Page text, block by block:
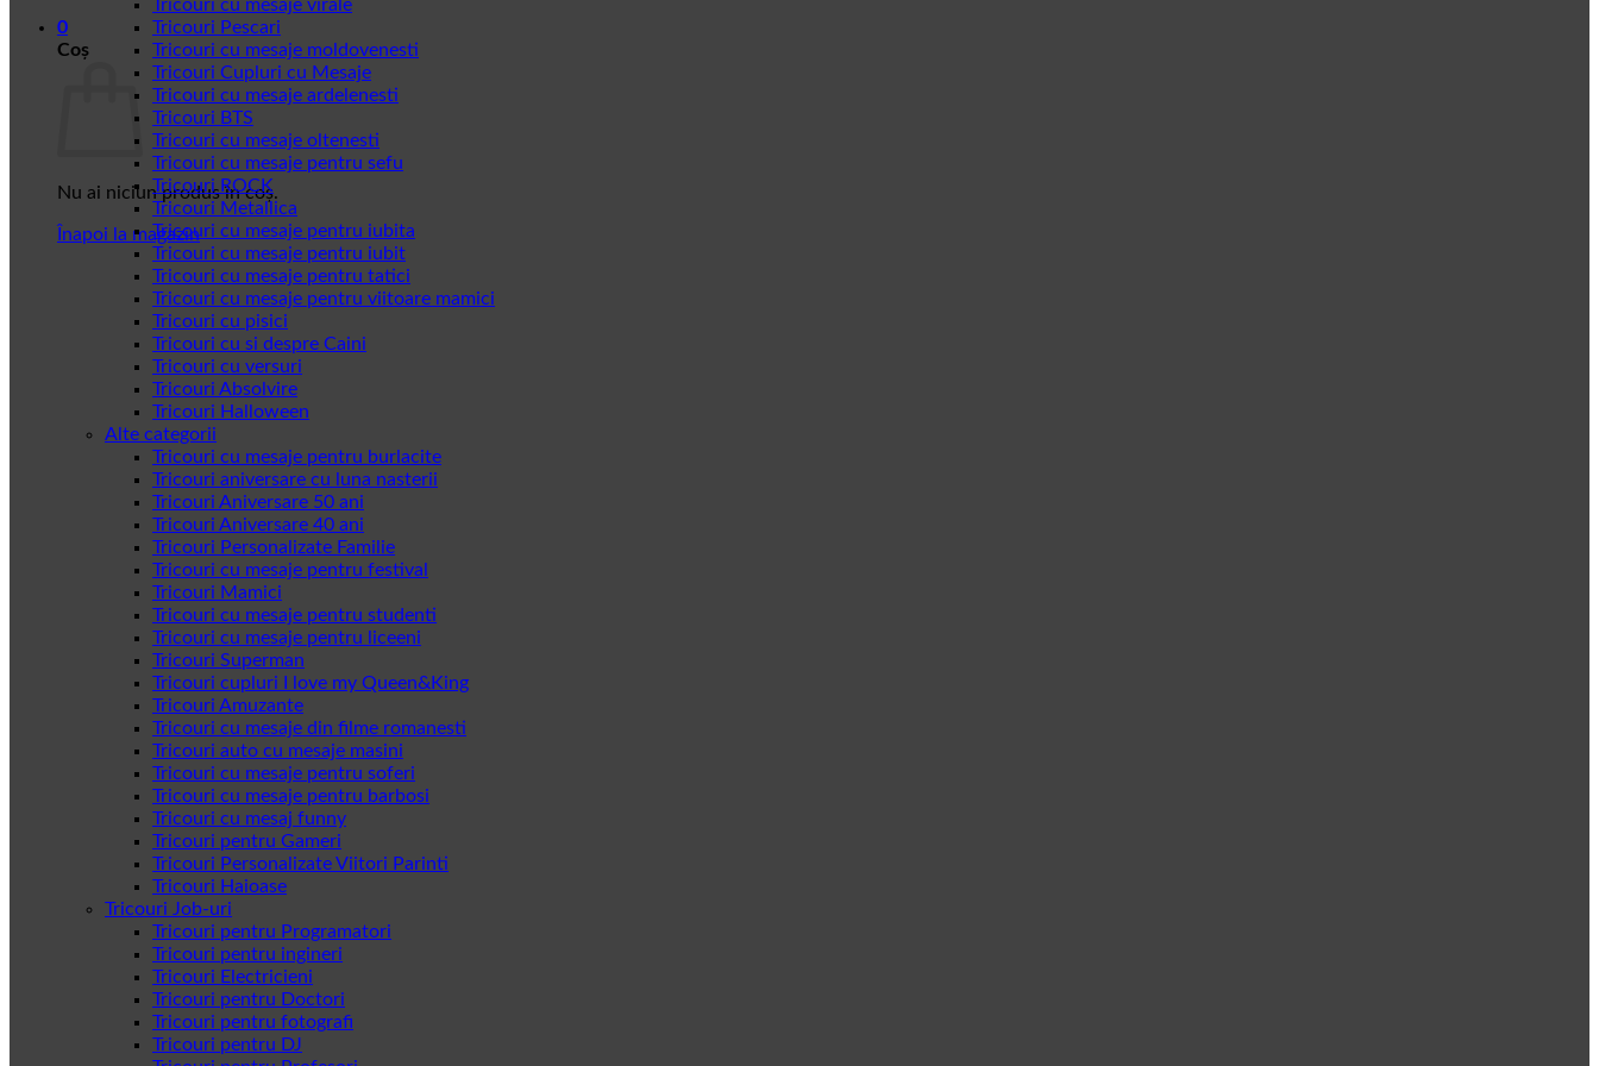
0
Coș
Nu ai niciun produs în coș.
Înapoi la magazin
Tricouri cu mesaje virale
Tricouri Pescari
Tricouri cu mesaje moldovenesti
Tricouri Cupluri cu Mesaje
Tricouri cu mesaje ardelenesti
Tricouri BTS
Tricouri cu mesaje oltenesti
Tricouri cu mesaje pentru sefu
Tricouri ROCK
Tricouri Metallica
Tricouri cu mesaje pentru iubita
Tricouri cu mesaje pentru iubit
Tricouri cu mesaje pentru tatici
Tricouri cu mesaje pentru viitoare mamici
Tricouri cu pisici
Tricouri cu si despre Caini
Tricouri cu versuri
Tricouri Absolvire
Tricouri Halloween
Alte categorii
Tricouri cu mesaje pentru burlacite
Tricouri aniversare cu luna nasterii
Tricouri Aniversare 50 ani
Tricouri Aniversare 40 ani
Tricouri Personalizate Familie
Tricouri cu mesaje pentru festival
Tricouri Mamici
Tricouri cu mesaje pentru studenti
Tricouri cu mesaje pentru liceeni
Tricouri Superman
Tricouri cupluri I love my Queen&King
Tricouri Amuzante
Tricouri cu mesaje din filme romanesti
Tricouri auto cu mesaje masini
Tricouri cu mesaje pentru soferi
Tricouri cu mesaje pentru barbosi
Tricouri cu mesaj funny
Tricouri pentru Gameri
Tricouri Personalizate Viitori Parinti
Tricouri Haioase
Tricouri Job-uri
Tricouri pentru Programatori
Tricouri pentru ingineri
Tricouri Electricieni
Tricouri pentru Doctori
Tricouri pentru fotografi
Tricouri pentru DJ